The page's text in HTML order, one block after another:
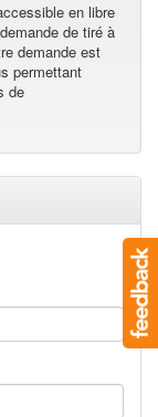
en libre
de tiré à
demande est
permettant
de